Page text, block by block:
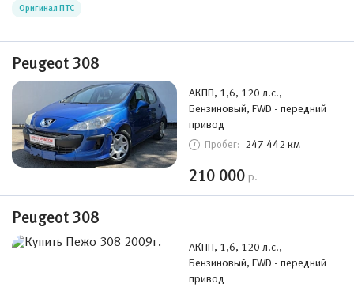
Оригинал ПТС
Peugeot 308
АКПП, 1,6, 120 л.с.,
Бензиновый, FWD - передний
привод
Пробег: 247 442 км
210 000 р.
Peugeot 308
АКПП, 1,6, 120 л.с.,
Бензиновый, FWD - передний
привод